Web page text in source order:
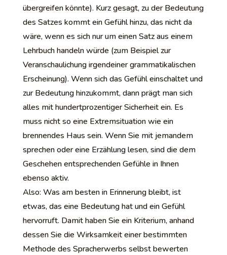
übergreifen könnte). Kurz gesagt, zu der Bedeutung
des Satzes kommt ein Gefühl hinzu, das nicht da
wäre, wenn es sich nur um einen Satz aus einem
Lehrbuch handeln würde (zum Beispiel zur
Veranschaulichung irgendeiner grammatikalischen
Erscheinung). Wenn sich das Gefühl einschaltet und
zur Bedeutung hinzukommt, dann prägt man sich
alles mit hundertprozentiger Sicherheit ein. Es
muss nicht so eine Extremsituation wie ein
brennendes Haus sein. Wenn Sie mit jemandem
sprechen oder eine Erzählung lesen, sind die dem
Geschehen entsprechenden Gefühle in Ihnen
ebenso aktiv.
Also: Was am besten in Erinnerung bleibt, ist
etwas, das eine Bedeutung hat und ein Gefühl
hervorruft. Damit haben Sie ein Kriterium, anhand
dessen Sie die Wirksamkeit einer bestimmten
Methode des Spracherwerbs selbst bewerten